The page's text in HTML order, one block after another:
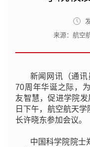
来源：航空
新闻网讯（通
70周年华诞之际，
友智慧，促进学院
日下午，航空航天
长许晓东参加会议。
中国科学院院士